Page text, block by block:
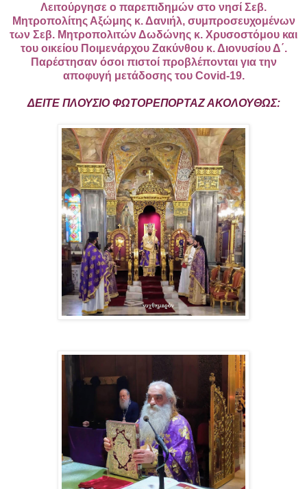
Λειτούργησε ο παρεπιδημών στο νησί Σεβ.
Μητροπολίτης Αξώμης κ. Δανιήλ, συμπροσευχομένων
των Σεβ. Μητροπολιτών Δωδώνης κ. Χρυσοστόμου και
του οικείου Ποιμενάρχου Ζακύνθου κ. Διονυσίου Δ΄.
Παρέστησαν όσοι πιστοί προβλέπονται για την
αποφυγή μετάδοσης του Covid-19.
ΔΕΙΤΕ ΠΛΟΥΣΙΟ ΦΩΤΟΡΕΠΟΡΤΑΖ ΑΚΟΛΟΥΘΩΣ: